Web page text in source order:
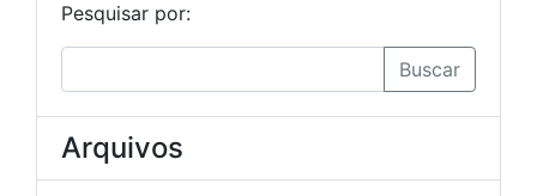
Pesquisar por:
Buscar
Arquivos